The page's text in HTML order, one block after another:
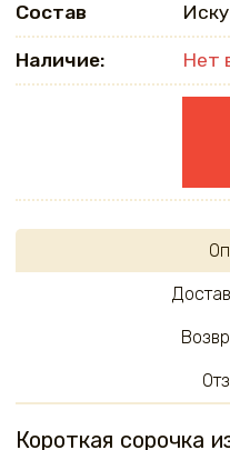
Состав
Наличие: Нет
Короткая сорочка